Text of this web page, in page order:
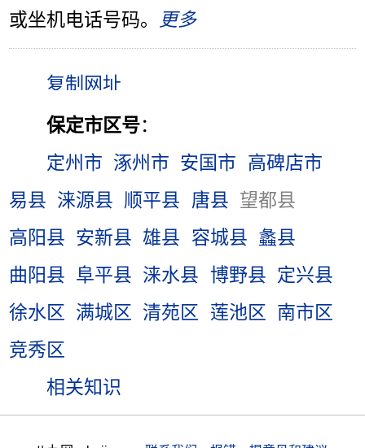
或坐机电话号码。
更多
保定市区号：
定州市 涿州市 安国市
高碑店市
易县 涞源县 顺平县 唐县 望都县
高阳县 安新县 雄县 容城县 蠡县
曲阳县 阜平县 涞水县 博野县 定兴县
徐水区 满城区 清苑区 莲池区 南市区
竞秀区
相关知识